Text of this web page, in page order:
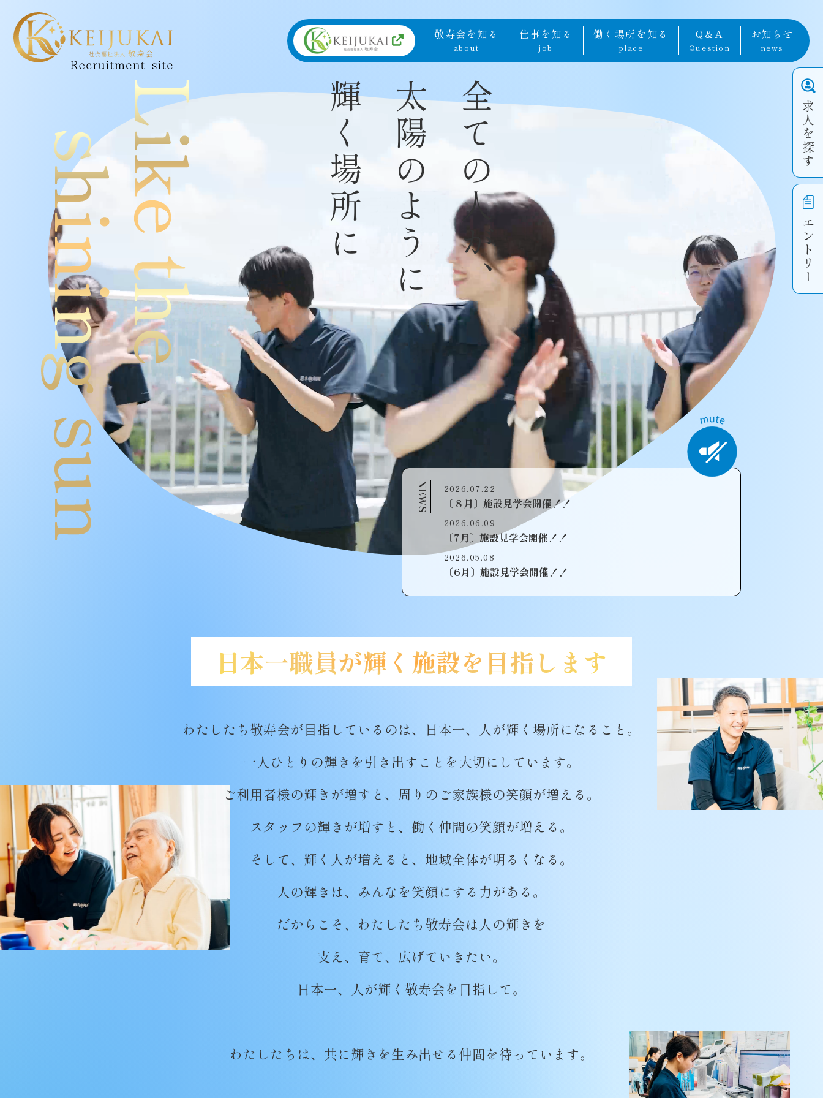
敬寿会を知る
about
仕事を知る
job
働く場所を知る
place
Q＆A
Question
お知らせ
news
求人を探す
エントリー
全ての人が、
太陽のように
輝く場所に
NEWS 2026.07.22
〔８月〕施設見学会開催！！
2026.06.09
〔7月〕施設見学会開催！！
2026.05.08
〔6月〕施設見学会開催！！
日本一職員が輝く 施設を目指します
わたしたち敬寿会が目指しているのは、
日本一、人が輝く場所になること。
一人ひとりの輝きを引き出すことを大切にしています。
ご利用者様の輝きが増すと、 周りのご家族様の笑顔が増える。
スタッフの輝きが増すと、 働く仲間の笑顔が増える。
そして、輝く人が増えると、 地域全体が明るくなる。
人の輝きは、みんなを笑顔にする力がある。
だからこそ、わたしたち敬寿会は人の輝きを
支え、育て、広げていきたい。
日本一、人が輝く敬寿会を目指して。
わたしたちは、 共に輝きを生み出せる仲間を待っています。